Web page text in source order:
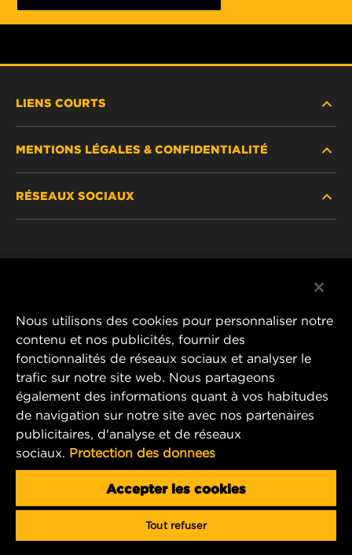
LIENS COURTS
OÙ ACHETER
MENTIONS LÉGALES & CONFIDENTIALITÉ
RÉSEAUX SOCIAUX
MANN+HUMMEL FT Poland
ul. Wrocławska 145,
63-800 GOSTYŃ, POLAND
Tel. +48 65 572 89 00
E-mail:info@mann-hummel.com
MANN+HUMMEL GROUP
Nous utilisons des cookies pour personnaliser notre
contenu et nos publicités, fournir des
fonctionnalités de réseaux sociaux et analyser le
trafic sur notre site web. Nous partageons
également des informations quant à vos habitudes
de navigation sur notre site avec nos partenaires
publicitaires, d'analyse et de réseaux
sociaux. Protection des donnees
Accepter les cookies
Tout refuser